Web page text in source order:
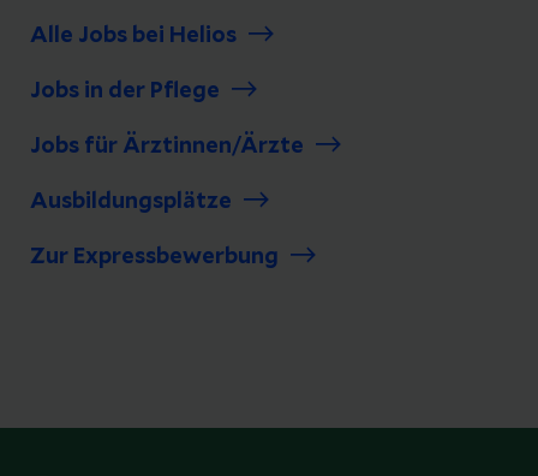
Alle Jobs bei Helios
Jobs in der Pflege
Jobs für Ärztinnen/Ärzte
Ausbildungsplätze
Zur Expressbewerbung